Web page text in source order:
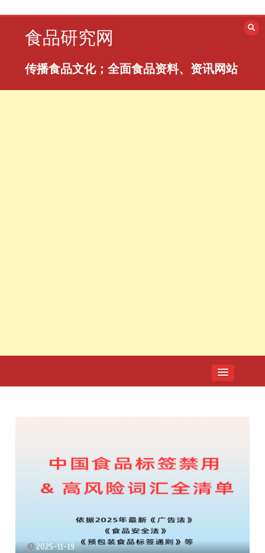
食品研究网
传播食品文化；全面食品资料、资讯网站
2025-11-19